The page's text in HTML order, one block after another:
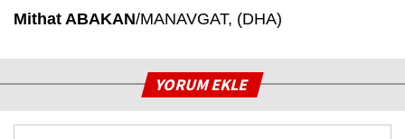
Mithat ABAKAN/MANAVGAT, (DHA)
YORUM EKLE